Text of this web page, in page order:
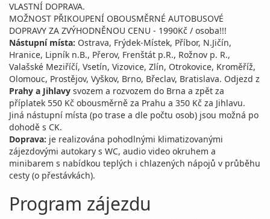
VLASTNÍ DOPRAVA.
MOŽNOST PŘIKOUPENÍ OBOUSMĚRNÉ AUTOBUSOVÉ
DOPRAVY ZA ZVÝHODNĚNOU CENU - 1990Kč / osoba!!!
Nástupní místa: Ostrava, Frýdek-Místek, Příbor, N.Jičín,
Hranice, Lipník n.B., Přerov, Frenštát p.R., Rožnov p. R.,
Valašské Meziříčí, Vsetín, Vizovice, Zlín, Otrokovice, Kroměříž,
Olomouc, Prostějov, Vyškov, Brno, Břeclav, Bratislava. Odjezd z
Prahy a Jihlavy svozem a rozvozem do Brna a zpět za
příplatek 550 Kč obousměrně za Prahu a 350 Kč za Jihlavu.
Jiná nástupní místa (po trase a dle počtu osob) jsou možná po
dohodě s CK.
Doprava: je realizována pohodlnými klimatizovanými
zájezdovými autokary s WC, audio video okruhem a
minibarem s nabídkou teplých i chlazených nápojů v průběhu
cesty (o přestávkách).
Program zájezdu